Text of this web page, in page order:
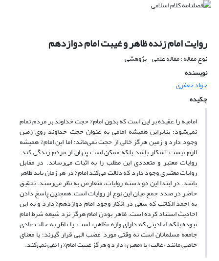
روایت امام زنده ظاهر و غیبت امام دوازدهم
نوع مقاله : مقاله علمی - پژوهشی
نویسنده
جواد جعفری
چکیده
امامیه را عقیده بر این است که بدون امام% حجت خداوند بر مردم تمام
نمی‌شود؛ بنابراین همیشه امامی به عنوان حجت خداوند روی زمین
وجود دارد و زمین هرگز خالی از حجت نمی‌ماند؛ اما این امام% همیشه
لازم نیست آشکار باشد بلکه ممکن است پنهان از مردم زندگی کند.
روایات معتبر و متعددی این مطلب را به اثبات می‌رساند. در مقابل
روایات معتبری وجود دارد که دلالت می‌کند امام% در هر زمان باید ظاهر
باشد. در ابتدا این دو دسته روایات، متعارض به نظر می‌رسند. تحقیق
حاضر در صدد جمع میان این نوع از روایات است. همچنین پاسخ دادن
به احمد الکاتب که سعی در انکار وجود امام دوازدهم% دارد و به این
احادیث استناد کرده است. ظاهر بودن امام هرگز نزد شیعه شرط امام
نبوده بلکه احادیثی که دارای واژه «ظاهر» است، یا ناظر به حالت عادی
جامعه مسلمانان است نه وقتی مورد غضب الهی قرار گیرند؛ یا معنای
خاصی مانند «غالب» یا «معین» دارد و هرگز غیبت امام% را نفی نمی‌کند.